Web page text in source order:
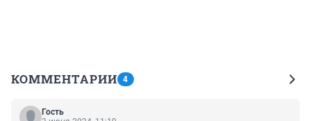
КОММЕНТАРИИ 4
Гость